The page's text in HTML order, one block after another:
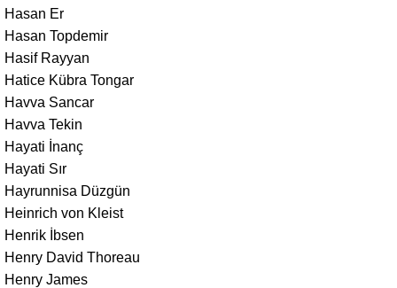
Hasan Er
Hasan Topdemir
Hasif Rayyan
Hatice Kübra Tongar
Havva Sancar
Havva Tekin
Hayati İnanç
Hayati Sır
Hayrunnisa Düzgün
Heinrich von Kleist
Henrik İbsen
Henry David Thoreau
Henry James